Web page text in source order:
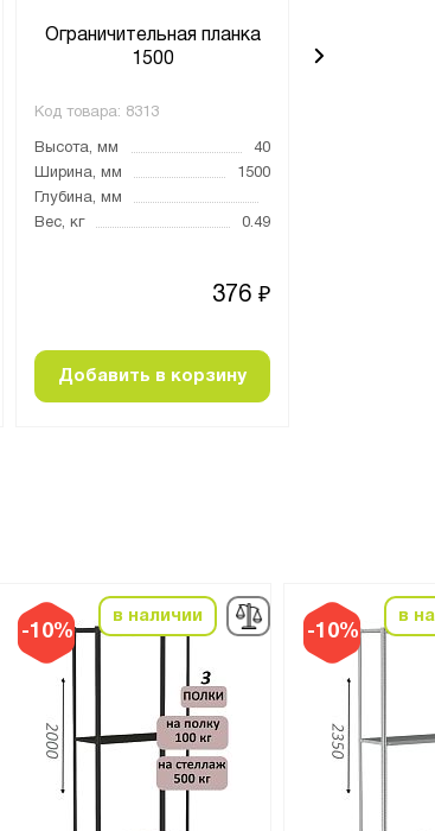
Ограничительная планка
1500
Код товара: 8313
Высота, мм
40
Ширина, мм
1500
Глубина, мм
Вес, кг
0.49
376 ₽
Добавить в корзину
-10%
в наличии
-10%
в